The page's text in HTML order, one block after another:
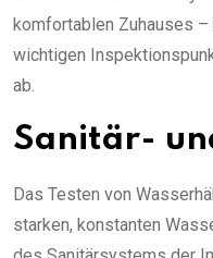
komfortablen Zuhauses
wichtigen
ab.
Sanitär-
Das Testen von
starken, konstanten